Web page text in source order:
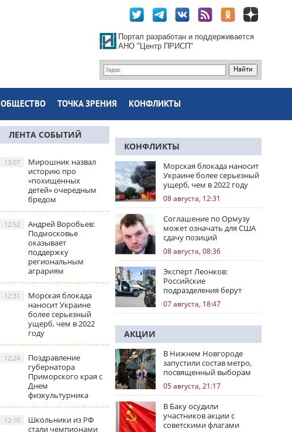
Портал разработан и поддерживается
АНО "Центр ПРИСП"
ОБЩЕСТВО ТОЧКА ЗРЕНИЯ КОНФЛИКТЫ
ЛЕНТА СОБЫТИЙ
Мирошник назвал
историю про
«похищенных
детей» очередным
бредом
13:07
Андрей Воробьев:
Подмосковье
оказывает
поддержку
региональным
аграриям
12:52
Морская блокада
наносит Украине
более серьезный
ущерб, чем в 2022
году
12:31
Поздравление
губернатора
Приморского края с
Днем
физкультурника
12:24
Школьники из РФ
стали чемпионами
12:10
КОНФЛИКТЫ
Морская блокада наносит
Украине более серьезный
ущерб, чем в 2022 году
08 августа, 12:31
Соглашение по Ормузу
может означать для США
сдачу позиций
08 августа, 08:36
Эксперт Леонков:
Российские
подразделения берут
Доброполье в клещи
07 августа, 18:47
АКЦИИ
В Нижнем Новгороде
запустили состав метро,
посвященный выборам
05 августа, 21:17
В Баку осудили
участников акции с
советскими флагами